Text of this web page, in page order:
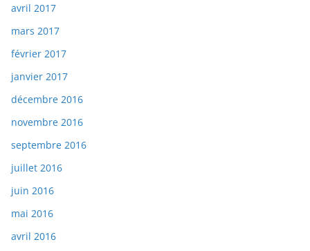
avril 2017
mars 2017
février 2017
janvier 2017
décembre 2016
novembre 2016
septembre 2016
juillet 2016
juin 2016
mai 2016
avril 2016